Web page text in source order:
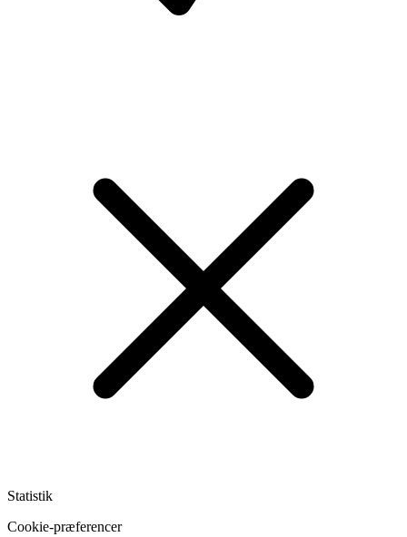
Statistik
Cookie-præferencer